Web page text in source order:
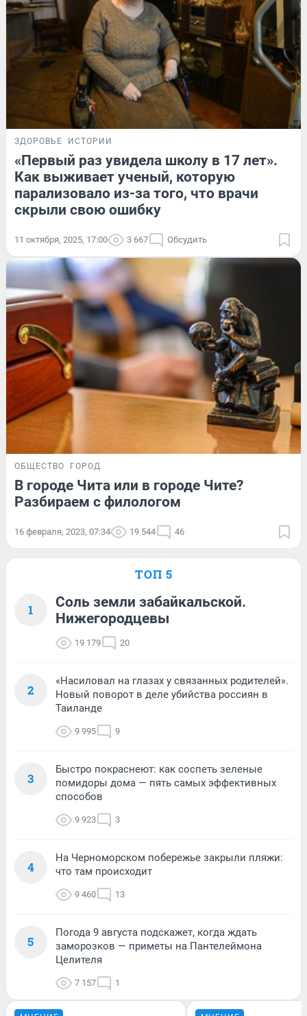
ЗДОРОВЬЕ ИСТОРИИ
«Первый раз увидела школу в 17 лет».
Как выживает ученый, которую
парализовало из-за того, что врачи
скрыли свою ошибку
11 октября, 2025, 17:00 3 667 Обсудить
ОБЩЕСТВО ГОРОД
В городе Чита или в городе Чите?
Разбираем с филологом
16 февраля, 2023, 07:34 19 544 46
ТОП 5
1
Соль земли забайкальской.
Нижегородцевы
19 179 20
2
«Насиловал на глазах у связанных родителей».
Новый поворот в деле убийства россиян в
Таиланде
9 995 9
3
Быстро покраснеют: как соспеть зеленые
помидоры дома — пять самых эффективных
способов
9 923 3
4
На Черноморском побережье закрыли пляжи:
что там происходит
9 460 13
5
Погода 9 августа подскажет, когда ждать
заморозков — приметы на Пантелеймона
Целителя
7 157 1